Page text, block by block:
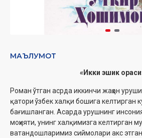
МАЪЛУМОТ
«Икки эшик
Роман ўтган асрда иккинчи жаҳон
қатори ўзбек халқи бошига келтирган
бағишланган. Асарда урушнинг
моҳияти, унинг халқимизга келтирган
ватандошларимиз сиймолари акс